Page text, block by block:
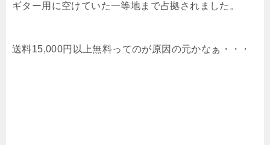
ギター用に空けていた一等地まで占拠されました。
送料15,000円以上無料ってのが原因の元かなぁ・・・